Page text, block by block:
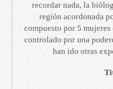
recordar nada, la
región acordonada
compuesto por 5
controlado por una
han ido otras